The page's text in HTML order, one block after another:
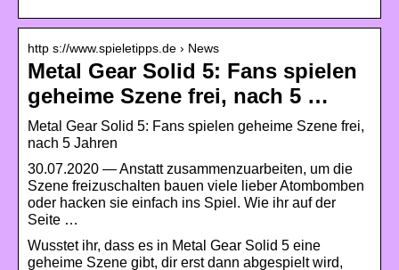
http s://www.spieletipps.de › News
Metal Gear Solid 5: Fans spielen
geheime Szene frei, nach 5 …
Metal Gear Solid 5: Fans spielen geheime Szene frei,
nach 5 Jahren
30.07.2020 — Anstatt zusammenzuarbeiten, um die
Szene freizuschalten bauen viele lieber Atombomben
oder hacken sie einfach ins Spiel. Wie ihr auf der
Seite …
Wusstet ihr, dass es in Metal Gear Solid 5 eine
geheime Szene gibt, dir erst dann abgespielt wird,